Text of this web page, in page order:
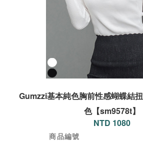
Gumzzi基本純色胸前性感蝴蝶結
色【sm9578t】
NTD 1080
商品編號